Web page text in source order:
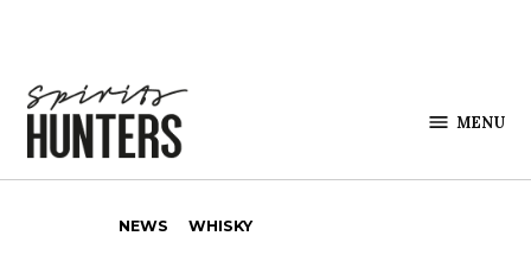
MENU
NEWS WHISKY